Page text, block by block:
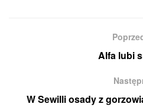
Alfa lubi
W Sewilli osady z